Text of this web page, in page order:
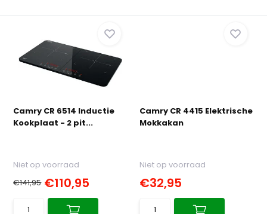
Camry CR 6514 Inductie
Kookplaat - 2 pit...
Niet op voorraad
€141,95 €110,95
Camry CR 4415 Elektrische
Mokkakan
Niet op voorraad
€32,95